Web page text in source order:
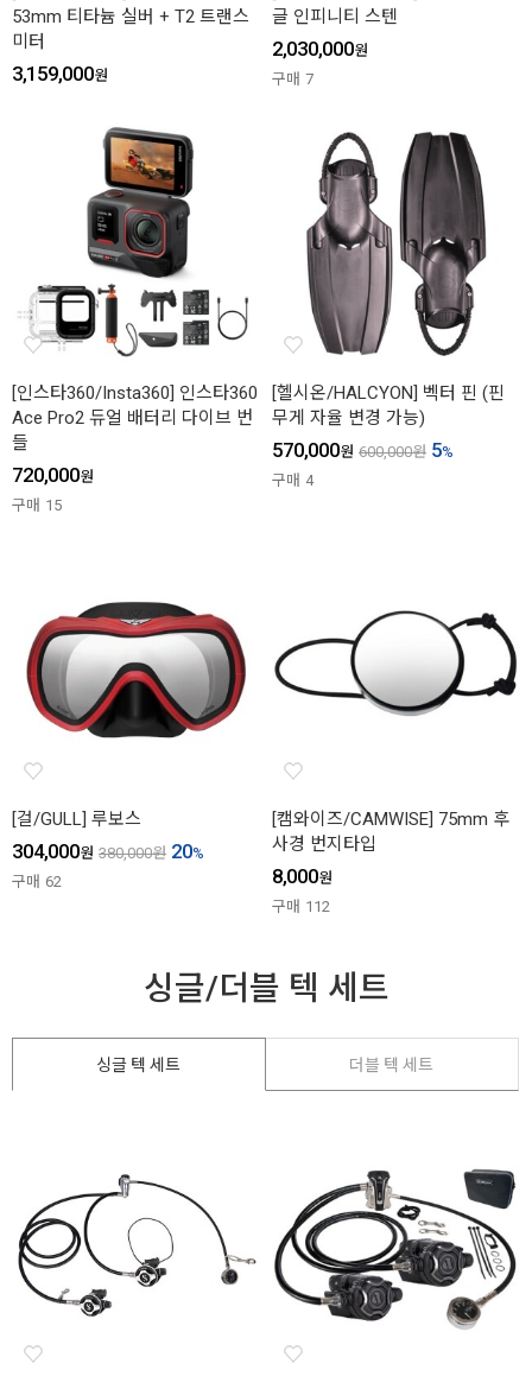
53mm 티타늄 실버 + T2 트랜스
미터
3,159,000원
글 인피니티 스텐
2,030,000원
구매 7
[인스타360/Insta360] 인스타360
Ace Pro2 듀얼 배터리 다이브 번
들
720,000원
구매 15
[헬시온/HALCYON] 벡터 핀 (핀
무게 자율 변경 가능)
570,000원 600,000원 5%
구매 4
[걸/GULL] 루보스
304,000원 380,000원 20%
구매 62
[캠와이즈/CAMWISE] 75mm 후
사경 번지타입
8,000원
구매 112
싱글/더블 텍 세트
싱글 텍 세트 더블 텍 세트